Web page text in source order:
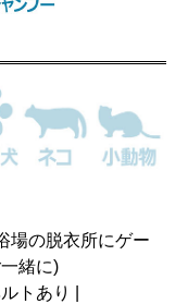
場の脱衣所にゲー
緒に)
トあり |